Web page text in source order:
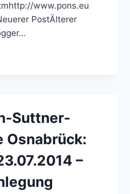
www.pons.eu
PostÄlterer
Suttner-
Osnabrück:
–